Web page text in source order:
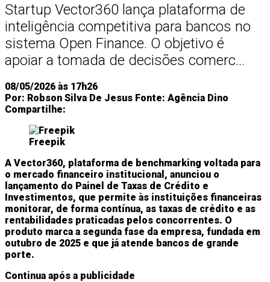
Startup Vector360 lança plataforma de
inteligência competitiva para bancos no
sistema Open Finance. O objetivo é
apoiar a tomada de decisões comerc...
08/05/2026 às 17h26
Por: Robson Silva De Jesus Fonte: Agência Dino
Compartilhe:
Freepik
A Vector360, plataforma de benchmarking voltada para
o mercado financeiro institucional, anunciou o
lançamento do Painel de Taxas de Crédito e
Investimentos, que permite às instituições financeiras
monitorar, de forma contínua, as taxas de crédito e as
rentabilidades praticadas pelos concorrentes. O
produto marca a segunda fase da empresa, fundada em
outubro de 2025 e que já atende bancos de grande
porte.
Continua após a publicidade